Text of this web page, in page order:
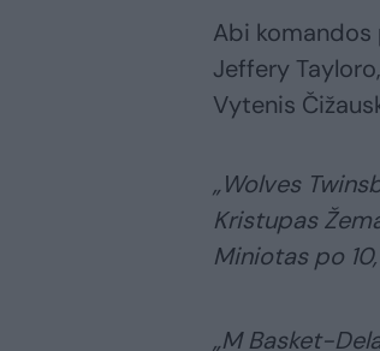
Abi
Jeffery
Vytenis
„Wolves
Kristupas
Miniotas po
„M Basket-